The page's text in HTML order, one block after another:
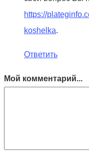
https://
koshelka.
Ответить
Мой комментарий...